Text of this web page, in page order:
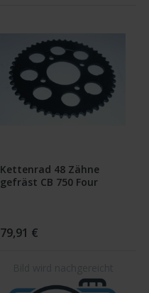
Kettenrad 48 Zähne
gefräst CB 750 Four
79,91 €